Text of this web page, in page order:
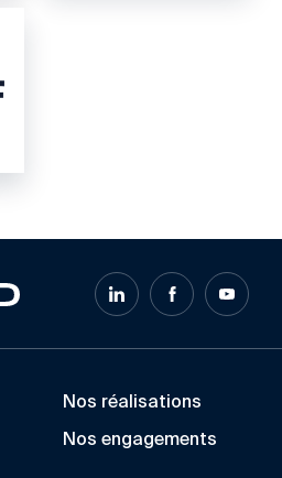
Nos réalisations
Nos engagements